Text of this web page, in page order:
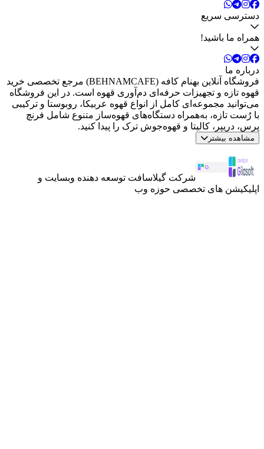
دسترسی سریع
همراه ما باشید!
درباره ما
فروشگاه آنلاین بهنام کافه (BEHNAMCAFE) مرجع تخصصی خرید
قهوه تازه و تجهیزات حرفه‌ای دم‌آوری قهوه است. در این فروشگاه
می‌توانید مجموعه‌ای کامل از انواع قهوه عربیکا، روبوستا و ترکیبی
با رُست تازه، به‌همراه دستگاه‌های قهوه‌ساز متنوع شامل فرنچ
پرس، دریپر، کالیتا و قهوه‌جوش ترک را پیدا کنید.
مشاهده بیشتر
شرکت گیلاسافت توسعه دهنده وبسایت و
اپلیکیشن های تخصصی حوزه وب